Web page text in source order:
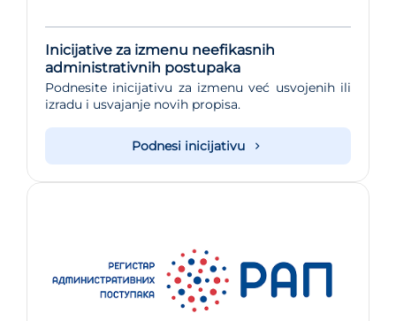
Inicijative za izmenu neefikasnih
administrativnih postupaka
Podnesite inicijativu za izmenu već usvojenih ili
izradu i usvajanje novih propisa.
Podnesi inicijativu